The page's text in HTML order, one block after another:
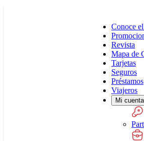
Conoce
Revista
Mapa de
Tarjetas
Seguros
Préstamos
Viajeros
Mi cuenta